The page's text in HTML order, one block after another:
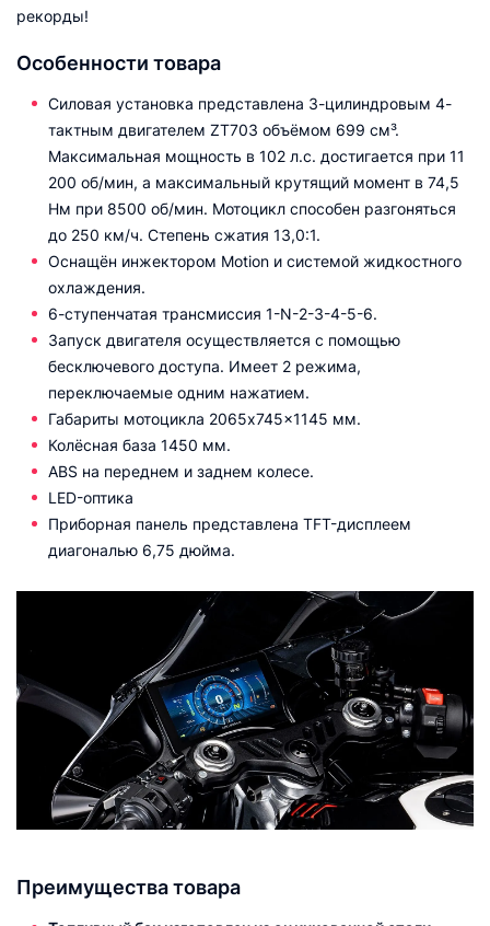
рекорды!
Особенности товара
Силовая установка представлена 3-цилиндровым 4-
тактным двигателем ZT703 объёмом 699 см³.
Максимальная мощность в 102 л.с. достигается при 11
200 об/мин, а максимальный крутящий момент в 74,5
Нм при 8500 об/мин. Мотоцикл способен разгоняться
до 250 км/ч. Степень сжатия 13,0:1.
Оснащён инжектором Motion и системой жидкостного
охлаждения.
6-ступенчатая трансмиссия 1-N-2-3-4-5-6.
Запуск двигателя осуществляется с помощью
бесключевого доступа. Имеет 2 режима,
переключаемые одним нажатием.
Габариты мотоцикла 2065x745x1145 мм.
Колёсная база 1450 мм.
ABS на переднем и заднем колесе.
LED-оптика
Приборная панель представлена TFT-дисплеем
диагональю 6,75 дюйма.
Преимущества товара